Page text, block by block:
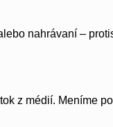
nahrávaní –
z médií. Meníme